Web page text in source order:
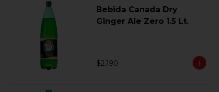
Bebida Canada Dry
Ginger Ale Zero 1.5 Lt.
$2.190